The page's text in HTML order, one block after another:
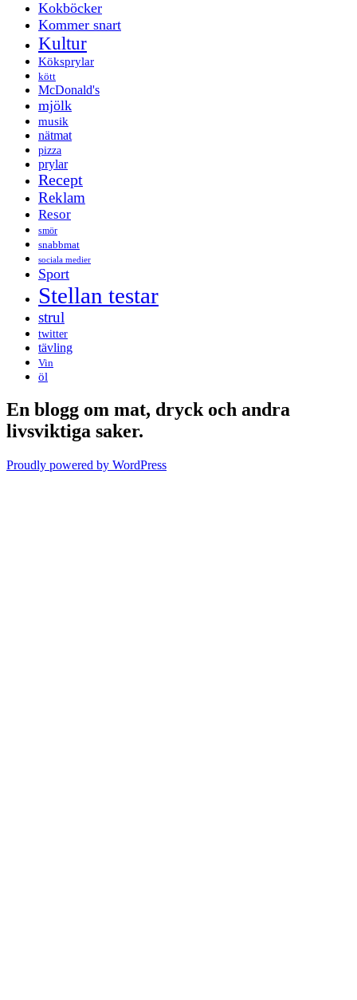
Kokböcker
Kommer snart
Kultur
Köksprylar
kött
McDonald's
mjölk
musik
nätmat
pizza
prylar
Recept
Reklam
Resor
smör
snabbmat
sociala medier
Sport
Stellan testar
strul
twitter
tävling
Vin
öl
En blogg om mat, dryck och andra
livsviktiga saker.
Proudly powered by WordPress